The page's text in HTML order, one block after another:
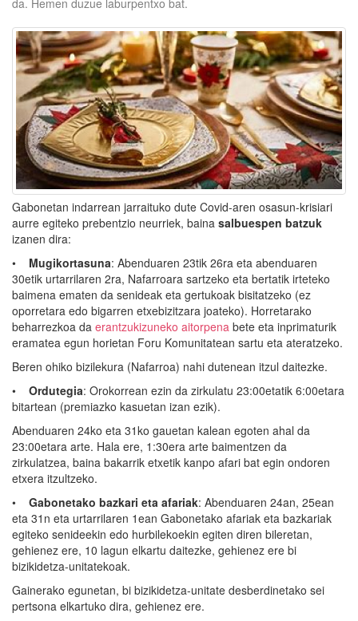
da. Hemen duzue laburpentxo bat.
Gabonetan indarrean jarraituko dute Covid-aren osasun-krisiari
aurre egiteko prebentzio neurriek, baina salbuespen batzuk
izanen dira:
• Mugikortasuna: Abenduaren 23tik 26ra eta abenduaren
30etik urtarrilaren 2ra, Nafarroara sartzeko eta bertatik irteteko
baimena ematen da senideak eta gertukoak bisitatzeko (ez
oporretara edo bigarren etxebizitzara joateko). Horretarako
beharrezkoa da erantzukizuneko aitorpena bete eta inprimaturik
eramatea egun horietan Foru Komunitatean sartu eta ateratzeko.
Beren ohiko bizilekura (Nafarroa) nahi dutenean itzul daitezke.
• Ordutegia: Orokorrean ezin da zirkulatu 23:00etatik 6:00etara
bitartean (premiazko kasuetan izan ezik).
Abenduaren 24ko eta 31ko gauetan kalean egoten ahal da
23:00etara arte. Hala ere, 1:30era arte baimentzen da
zirkulatzea, baina bakarrik etxetik kanpo afari bat egin ondoren
etxera itzultzeko.
• Gabonetako bazkari eta afariak: Abenduaren 24an, 25ean
eta 31n eta urtarrilaren 1ean Gabonetako afariak eta bazkariak
egiteko senideekin edo hurbilekoekin egiten diren bileretan,
gehienez ere, 10 lagun elkartu daitezke, gehienez ere bi
bizikidetza-unitatekoak.
Gainerako egunetan, bi bizikidetza-unitate desberdinetako sei
pertsona elkartuko dira, gehienez ere.